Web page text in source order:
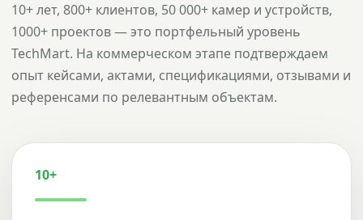
10+ лет, 800+ клиентов, 50 000+ камер и устройств,
1000+ проектов — это портфельный уровень
TechMart. На коммерческом этапе подтверждаем
опыт кейсами, актами, спецификациями, отзывами и
референсами по релевантным объектам.
10+